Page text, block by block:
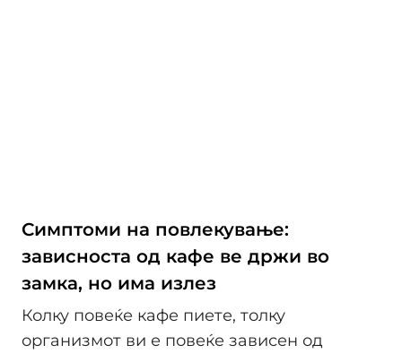
Симптоми на повлекување:
зависноста од кафе ве држи во
замка, но има излез
Колку повеќе кафе пиете, толку
организмот ви е повеќе зависен од